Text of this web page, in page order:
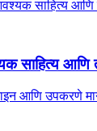
साहित्य आणि